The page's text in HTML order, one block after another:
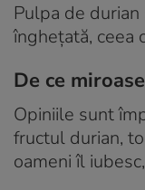
Pulpa de
înghețată, ceea
De ce
Opiniile sunt
fructul durian,
oameni îl